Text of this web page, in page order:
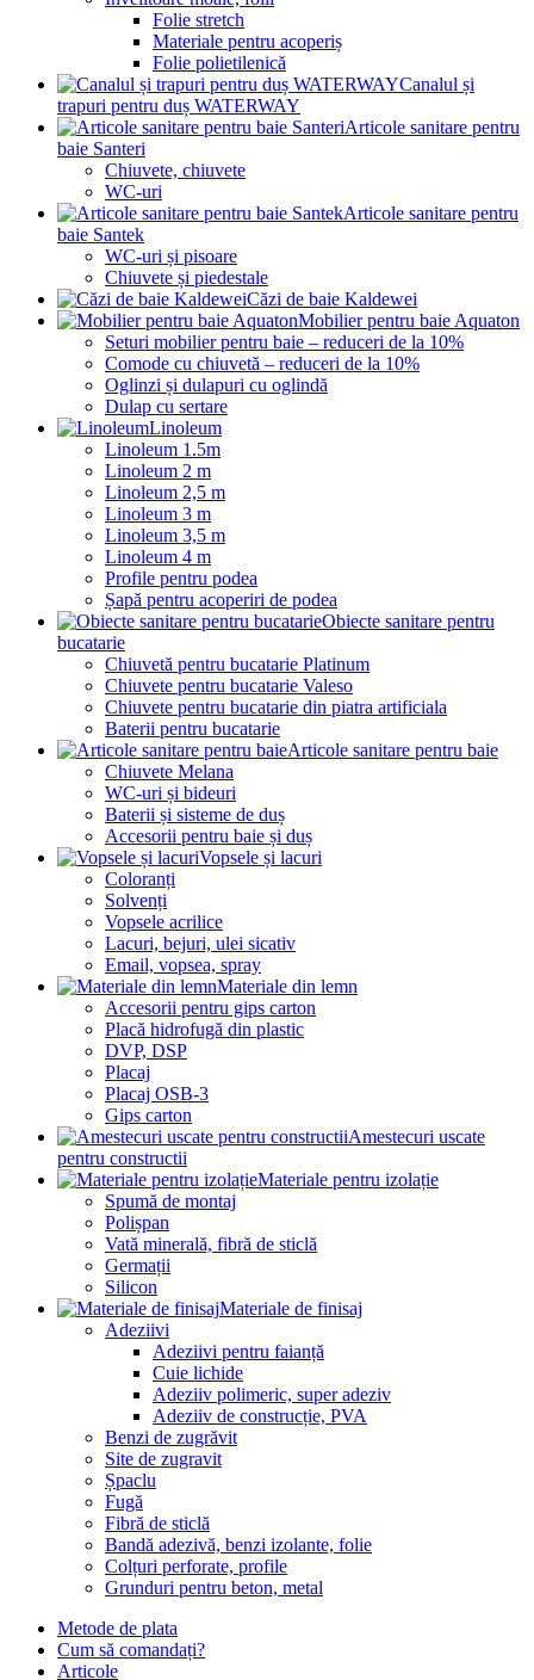
Folie stretch
Materiale pentru acoperiș
Folie polietilenică
Canalul și
trapuri pentru duș WATERWAY
Articole sanitare pentru
baie Santeri
Chiuvete, chiuvete
WC-uri
Articole sanitare pentru
baie Santek
WC-uri și pisoare
Chiuvete și piedestale
Căzi de baie Kaldewei
Mobilier pentru baie Aquaton
Seturi mobilier pentru baie – reduceri de la 10%
Comode cu chiuvetă – reduceri de la 10%
Oglinzi și dulapuri cu oglindă
Dulap cu sertare
Linoleum
Linoleum 1.5m
Linoleum 2 m
Linoleum 2,5 m
Linoleum 3 m
Linoleum 3,5 m
Linoleum 4 m
Profile pentru podea
Șapă pentru acoperiri de podea
Obiecte sanitare pentru
bucatarie
Chiuvetă pentru bucatarie Platinum
Chiuvete pentru bucatarie Valeso
Chiuvete pentru bucatarie din piatra artificiala
Baterii pentru bucatarie
Articole sanitare pentru baie
Chiuvete Melana
WC-uri și bideuri
Baterii și sisteme de duș
Accesorii pentru baie și duș
Vopsele și lacuri
Coloranți
Solvenți
Vopsele acrilice
Lacuri, bejuri, ulei sicativ
Email, vopsea, spray
Materiale din lemn
Accesorii pentru gips carton
Placă hidrofugă din plastic
DVP, DSP
Placaj
Placaj OSB-3
Gips carton
Amestecuri uscate
pentru constructii
Materiale pentru izolație
Spumă de montaj
Polișpan
Vată minerală, fibră de sticlă
Germații
Silicon
Materiale de finisaj
Adeziivi
Adeziivi pentru faianță
Cuie lichide
Adeziiv polimeric, super adeziv
Adeziiv de construcție, PVA
Benzi de zugrăvit
Site de zugravit
Șpaclu
Fugă
Fibră de sticlă
Bandă adezivă, benzi izolante, folie
Colțuri perforate, profile
Grunduri pentru beton, metal
Metode de plata
Cum să comandați?
Articole